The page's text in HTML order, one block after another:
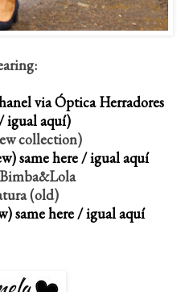
via Óptica Herradores
igual aquí)
collection)
same here / igual aquí
(old)
same here / igual aquí